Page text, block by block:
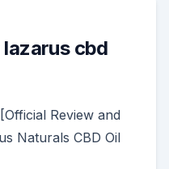
cbd
Review and
Naturals CBD Oil